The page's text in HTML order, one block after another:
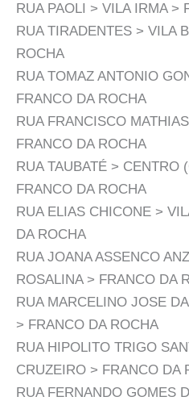
RUA PAOLI > VILA IRMA >
RUA TIRADENTES > VILA
ROCHA
RUA TOMAZ ANTONIO
FRANCO DA ROCHA
RUA FRANCISCO
FRANCO DA ROCHA
RUA TAUBATÉ > CENTRO
FRANCO DA ROCHA
RUA ELIAS CHICONE >
DA ROCHA
RUA JOANA ASSENCO
ROSALINA > FRANCO DA
RUA MARCELINO JOSE
> FRANCO DA ROCHA
RUA HIPOLITO TRIGO
CRUZEIRO > FRANCO DA
RUA FERNANDO GOMES